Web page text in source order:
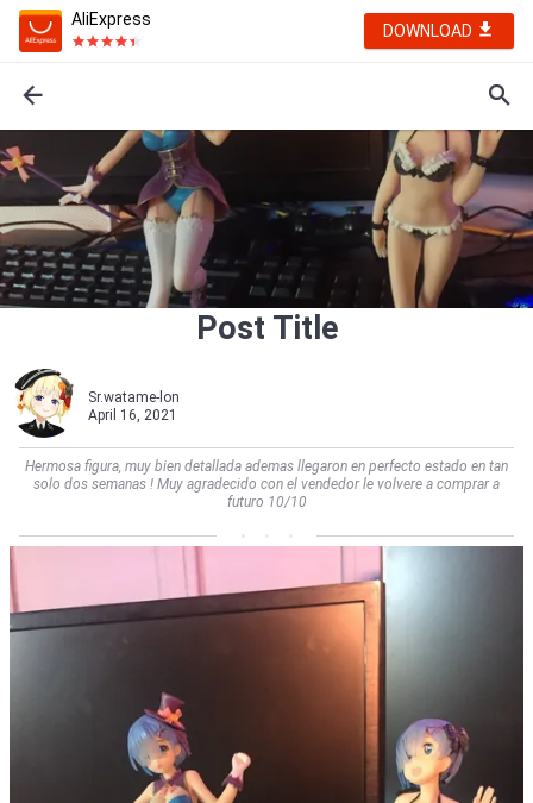
AliExpress
DOWNLOAD
Post Title
Sr.watame-lon
April 16, 2021
Hermosa figura, muy bien detallada ademas llegaron en perfecto estado en tan
solo dos semanas ! Muy agradecido con el vendedor le volvere a comprar a
futuro 10/10